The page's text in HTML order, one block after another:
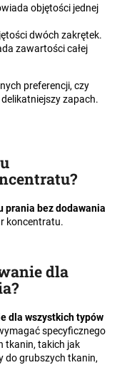
objętości jednej
dwóch zakrętek.
zawartości całej
preferencji, czy
zapach.
?
prania bez dodawania
koncentratu.
dla
?
dla wszystkich typów
specyficznego
tkanin, takich jak
do grubszych tkanin,